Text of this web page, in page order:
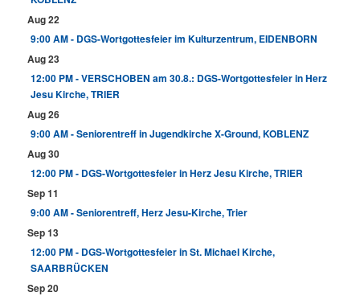
Aug 22
9:00 AM - DGS-Wortgottesfeier im Kulturzentrum, EIDENBORN
Aug 23
12:00 PM - VERSCHOBEN am 30.8.: DGS-Wortgottesfeier in Herz
Jesu Kirche, TRIER
Aug 26
9:00 AM - Seniorentreff in Jugendkirche X-Ground, KOBLENZ
Aug 30
12:00 PM - DGS-Wortgottesfeier in Herz Jesu Kirche, TRIER
Sep 11
9:00 AM - Seniorentreff, Herz Jesu-Kirche, Trier
Sep 13
12:00 PM - DGS-Wortgottesfeier in St. Michael Kirche,
SAARBRÜCKEN
Sep 20